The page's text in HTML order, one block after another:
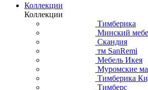
Коллекции
Коллекции
Тимберика
Минский
Скандия
тм SanRemi
Мебель Икея
Муромские
Тимберика
Тимберс